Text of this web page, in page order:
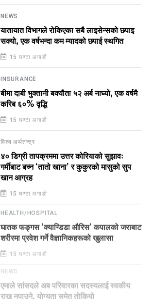
NEWS
यातायात विभागले रोकिएका सबै लाइसेन्सको छपाइ
सक्यो, एक वर्षभन्दा कम म्यादको छपाई स्थगित
15 घण्टा अगाडी
INSURANCE
बीमा दाबी भुक्तानी बक्यौता ५२ अर्ब नाघ्यो, एक वर्षमै
करिब ६०% वृद्धि
15 घण्टा अगाडी
विश्व अर्थतन्त्र
४० डिग्री तापक्रममा उत्तर कोरियाको सुझावः
गर्मीबाट बच्न ‘तातो खाना’ र कुकुरको मासुको सुप
खान आग्रह
15 घण्टा अगाडी
HEALTH/HOSPITAL
घातक फङ्गस ‘क्यान्डिडा औरिस’ कपालको जराबाट
शरीरमा प्रवेश गर्ने वैज्ञानिकहरूको खुलासा
15 घण्टा अगाडी
एमाले सांसदले अब परिवारका सदस्यलाई स्वकीय